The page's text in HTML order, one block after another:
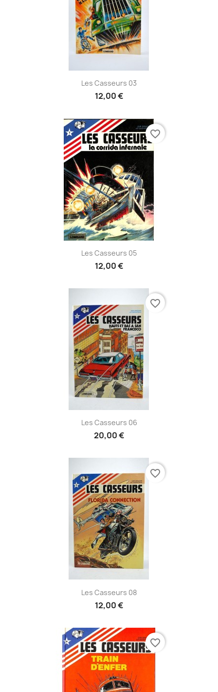
Les Casseurs 03
12,00 €
Les Casseurs 05
12,00 €
favorite_border
Les Casseurs 06
20,00 €
favorite_border
Les Casseurs 08
12,00 €
favorite_border
favorite_border